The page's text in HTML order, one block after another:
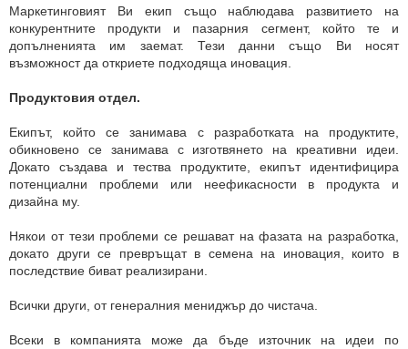
Маркетинговият Ви екип също наблюдава развитието на
конкурентните продукти и пазарния сегмент, който те и
допълненията им заемат. Тези данни също Ви носят
възможност да откриете подходяща иновация.
Продуктовия отдел.
Екипът, който се занимава с разработката на продуктите,
обикновено се занимава с изготвянето на креативни идеи.
Докато създава и тества продуктите, екипът идентифицира
потенциални проблеми или неефикасности в продукта и
дизайна му.
Някои от тези проблеми се решават на фазата на разработка,
докато други се превръщат в семена на иновация, които в
последствие биват реализирани.
Всички други, от генералния мениджър до чистача.
Всеки в компанията може да бъде източник на идеи по